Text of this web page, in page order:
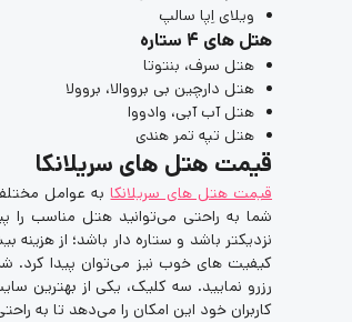
ویلای اِپا سالپ
هتل های 4 ستاره
هتل سرف، بنتوتا
هتل دارچین بی برووالا، بروولا
هتل آب آبی، وادووا
هتل تپه تمر هندی
قیمت هتل های سریلانکا
قیمت هتل های سریلانکابه عوامل
شما به راحتی می‌توانید هتل مناسب را
نزدیکتر باشد و ستاره دار باشد؛ از
کیفیت های خوب نیز می‌توان پیدا کرد.
رزرو نمایید. سه کلیک، یکی از بهترین
کاربران خود این امکان را می‌دهد تا به